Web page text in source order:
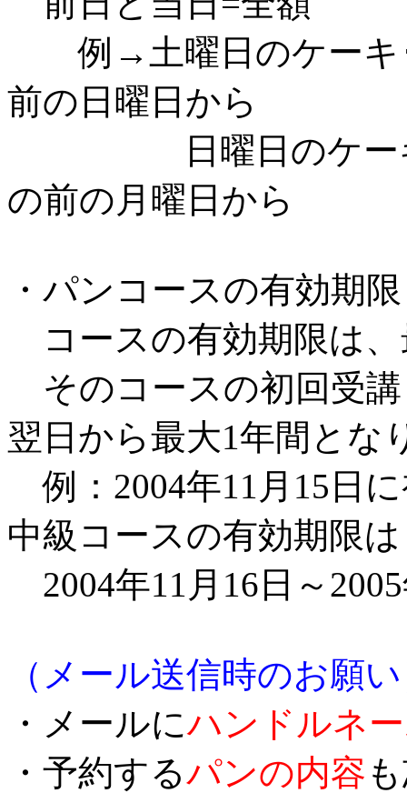
例→土曜日のケーキ･
前の日曜日から
日曜日のケーキ･
の前の月曜日から
・パンコースの有効期限
コースの有効期限は、
そのコースの初回受
翌日から最大1年間とな
例：2004年11月15日
中級コースの有効期限は
2004年11月16日～
（メール送信時のお願
・メールにハンドルネ
・予約するパンの内容